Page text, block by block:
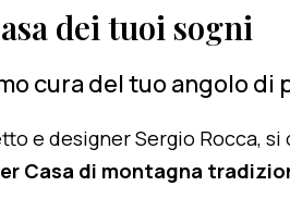
dei tuoi sogni
cura del tuo angolo di
e designer Sergio Rocca, si
Casa di montagna